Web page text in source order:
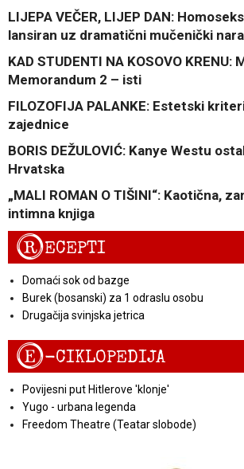
LIJEPA VEČER, LIJEP DAN:
lansiran uz dramatični mučenički
KAD STUDENTI NA KOSOVO
Memorandum 2 – isti
FILOZOFIJA PALANKE: Estetski
zajednice
BORIS DEŽULOVIĆ: Kanye Westu
Hrvatska
„MALI ROMAN O TIŠINI“: Kaotična,
intimna knjiga
RECEPTI
Domaći sok od bazge
Burek (bosanski) za 1 odraslu osobu
Drugačija svinjska jetrica
E-CIKLOPEDIJA
Povijesni put Hitlerove 'klonje'
Yugo - urbana legenda
Freedom Theatre (Teatar slobode)